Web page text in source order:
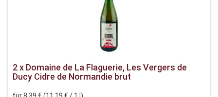
2 x Domaine de La Flaguerie, Les Vergers de
Ducy Cidre de Normandie brut